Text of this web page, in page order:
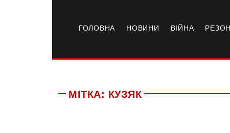
ГОЛОВНА НОВИНИ ВІЙНА
МІТКА: КУЗЯК